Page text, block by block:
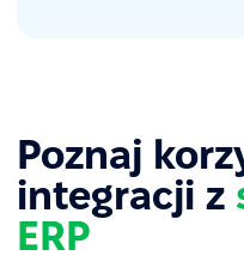
Poznaj
integracji z
ERP